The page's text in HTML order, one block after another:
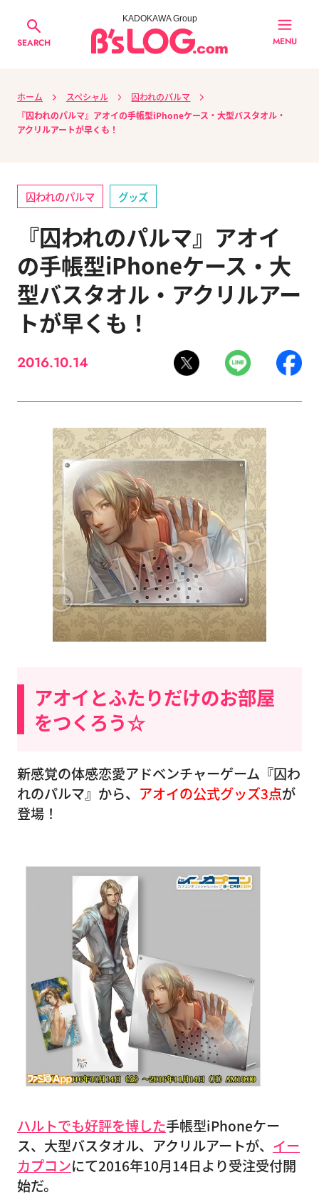
SEARCH
KADOKAWA Group
MENU
ホーム スペシャル
囚われのパルマ
『囚われのパルマ』アオイの手帳型iPhoneケース・大型バスタオル・
アクリルアートが早くも！
囚われのパルマ グッズ
『囚われのパルマ』アオイ
の手帳型iPhoneケース・大
型バスタオル・アクリルアー
トが早くも！
2016.10.14
アオイとふたりだけのお部屋
をつくろう☆
新感覚の体感恋愛アドベンチャーゲーム『囚わ
れのパルマ』から、 アオイの公式グッズ3点が
登場！
ハルトでも好評を博した手帳型iPhoneケー
ス、大型バスタオル、アクリルアートが、 イー
カプコンにて2016年10月14日より受注受付開
始だ。